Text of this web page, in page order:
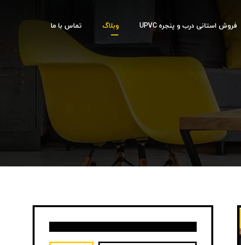
فروش استانی درب و پنجره UPVC وبلاگ تماس با ما